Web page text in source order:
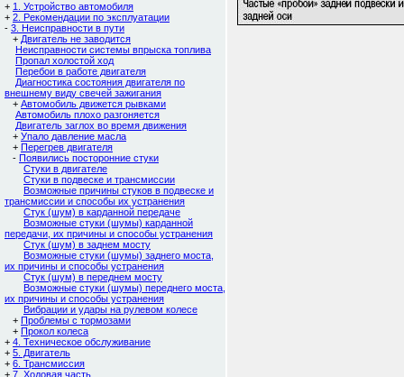
+ 1. Устройство автомобиля
+ 2. Рекомендации по эксплуатации
- 3. Неисправности в пути
+ Двигатель не заводится
Неисправности системы впрыска топлива
Пропал холостой ход
Перебои в работе двигателя
Диагностика состояния двигателя по
внешнему виду свечей зажигания
+ Автомобиль движется рывками
Автомобиль плохо разгоняется
Двигатель заглох во время движения
+ Упало давление масла
+ Перегрев двигателя
- Появились посторонние стуки
Стуки в двигателе
Стуки в подвеске и трансмиссии
Возможные причины стуков в подвеске и
трансмиссии и способы их устранения
Стук (шум) в карданной передаче
Возможные стуки (шумы) карданной
передачи, их причины и способы устранения
Стук (шум) в заднем мосту
Возможные стуки (шумы) заднего моста,
их причины и способы устранения
Стук (шум) в переднем мосту
Возможные стуки (шумы) переднего моста,
их причины и способы устранения
Вибрации и удары на рулевом колесе
+ Проблемы с тормозами
+ Прокол колеса
+ 4. Техническое обслуживание
+ 5. Двигатель
+ 6. Трансмиссия
+ 7. Ходовая часть